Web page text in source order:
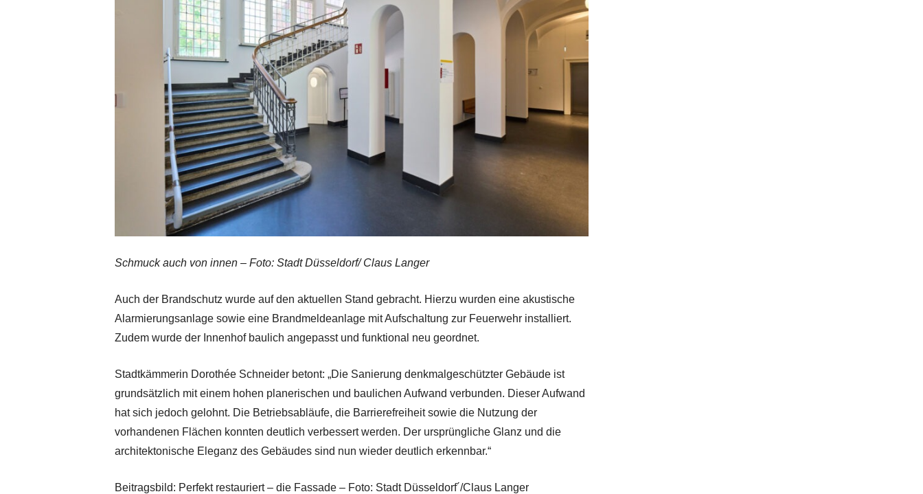
Schmuck auch von innen – Foto: Stadt Düsseldorf/ Claus Langer
Auch der Brandschutz wurde auf den aktuellen Stand gebracht. Hierzu wurden eine akustische
Alarmierungsanlage sowie eine Brandmeldeanlage mit Aufschaltung zur Feuerwehr installiert.
Zudem wurde der Innenhof baulich angepasst und funktional neu geordnet.
Stadtkämmerin Dorothée Schneider betont: „Die Sanierung denkmalgeschützter Gebäude ist
grundsätzlich mit einem hohen planerischen und baulichen Aufwand verbunden. Dieser Aufwand
hat sich jedoch gelohnt. Die Betriebsabläufe, die Barrierefreiheit sowie die Nutzung der
vorhandenen Flächen konnten deutlich verbessert werden. Der ursprüngliche Glanz und die
architektonische Eleganz des Gebäudes sind nun wieder deutlich erkennbar.“
Beitragsbild: Perfekt restauriert – die Fassade – Foto: Stadt Düsseldorf´/Claus Langer